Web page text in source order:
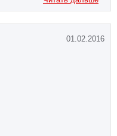
01.02.2016